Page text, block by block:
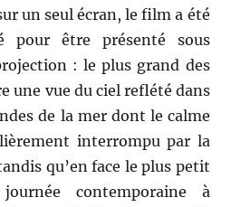
un seul écran, le film a été
pour être présenté sous
: le plus grand des
une vue du ciel reflété dans
de la mer dont le calme
interrompu par la
qu’en face le plus petit
contemporaine à